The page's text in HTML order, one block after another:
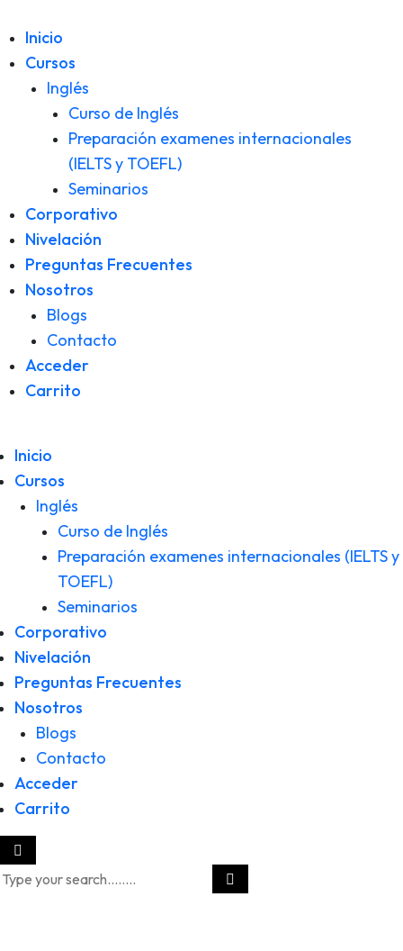
Inicio
Cursos
Inglés
Curso de Inglés
Preparación examenes internacionales
(IELTS y TOEFL)
Seminarios
Corporativo
Nivelación
Preguntas Frecuentes
Nosotros
Blogs
Contacto
Acceder
Carrito
Inicio
Cursos
Inglés
Curso de Inglés
Preparación examenes internacionales (IELTS y
TOEFL)
Seminarios
Corporativo
Nivelación
Preguntas Frecuentes
Nosotros
Blogs
Contacto
Acceder
Carrito